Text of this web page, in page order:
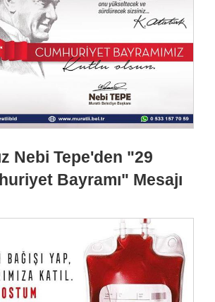
Nebi Tepe'den "29
Bayramı" Mesajı